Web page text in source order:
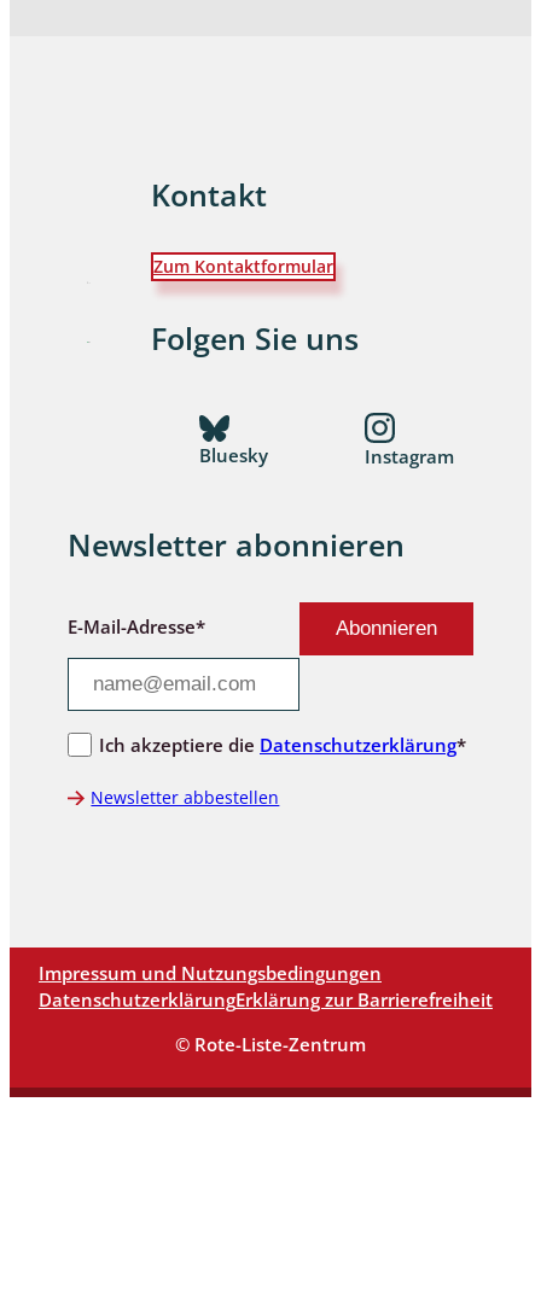
Kontakt
Zum Kontaktformular
Folgen Sie uns
Bluesky Instagram
Newsletter abonnieren
E-Mail-Adresse*
Ich akzeptiere die Datenschutzerklärung*
Newsletter abbestellen
Impressum und Nutzungsbedingungen
DatenschutzerklärungErklärung zur Barrierefreiheit
© Rote-Liste-Zentrum